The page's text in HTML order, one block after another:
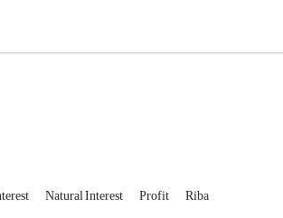
Natural Interest Profit Riba